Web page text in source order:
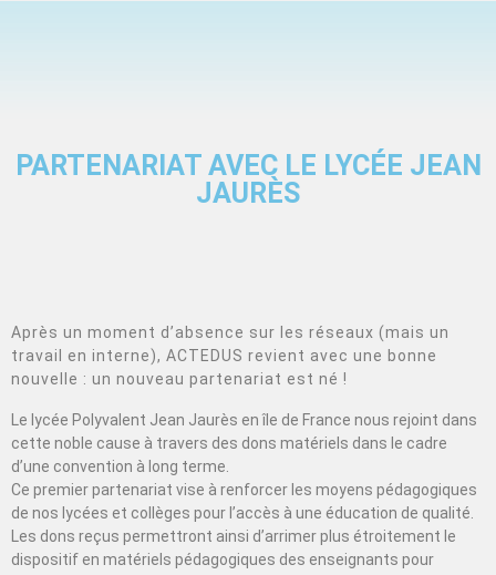
PARTENARIAT AVEC LE LYCÉE JEAN
JAURÈS
Après un moment d’absence sur les réseaux (mais un
travail en interne), ACTEDUS revient avec une bonne
nouvelle : un nouveau partenariat est né !
Le lycée Polyvalent Jean Jaurès en île de France nous rejoint dans
cette noble cause à travers des dons matériels dans le cadre
d’une convention à long terme.
Ce premier partenariat vise à renforcer les moyens pédagogiques
de nos lycées et collèges pour l’accès à une éducation de qualité.
Les dons reçus permettront ainsi d’arrimer plus étroitement le
dispositif en matériels pédagogiques des enseignants pour